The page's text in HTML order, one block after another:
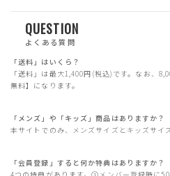
QUESTION
よくある質問
「送料」はいくら？
「送料」は最大1,400円(税込)です。なお、
無料】になります。
「メンズ」や「キッズ」商品はありますか？
本サイトでのみ、メンズサイズとキッズサイ
「会員登録」すると何か特典はありますか？